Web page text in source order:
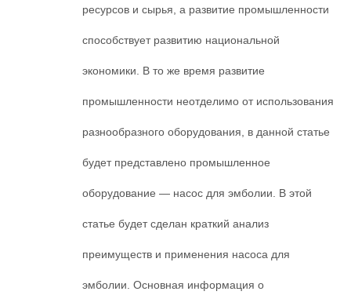
ресурсов и сырья, а развитие промышленности
способствует развитию национальной
экономики. В то же время развитие
промышленности неотделимо от использования
разнообразного оборудования, в данной статье
будет представлено промышленное
оборудование — насос для эмболии. В этой
статье будет сделан краткий анализ
преимуществ и применения насоса для
эмболии. Основная информация о